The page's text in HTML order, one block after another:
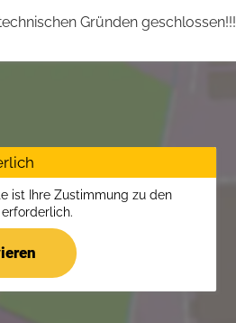
Gründen geschlossen!!!
ist Ihre Zustimmung zu den
erforderlich.